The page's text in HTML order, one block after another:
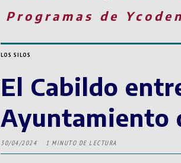
Programas de
LOS SILOS
El Cabildo
Ayuntamiento
30/04/2024 1 MINUTO DE LECTURA